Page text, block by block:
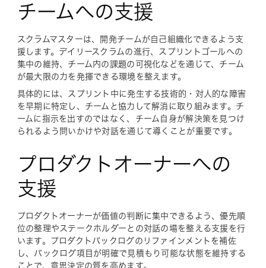
チームへの支援
スクラムマスターは、開発チームが自己組織化できるよう支
援します。デイリースクラムの進行、スプリントゴールへの
集中の維持、チーム内の課題の可視化などを通じて、チーム
が最大限の力を発揮できる環境を整えます。
具体的には、スプリント中に発生する技術的・対人的な障害
を早期に特定し、チームと協力して解消に取り組みます。チ
ームに指示を出すのではなく、チーム自身が解決策を見つけ
られるよう問いかけや対話を通じて導くことが重要です。
プロダクトオーナーへの
支援
プロダクトオーナーが価値の判断に集中できるよう、優先順
位の整理やステークホルダーとの対話の場を整える支援を行
います。プロダクトバックログのリファインメントを補佐
し、バックログ項目が明確で見積もり可能な状態を維持する
ことで、意思決定の質を高めます。